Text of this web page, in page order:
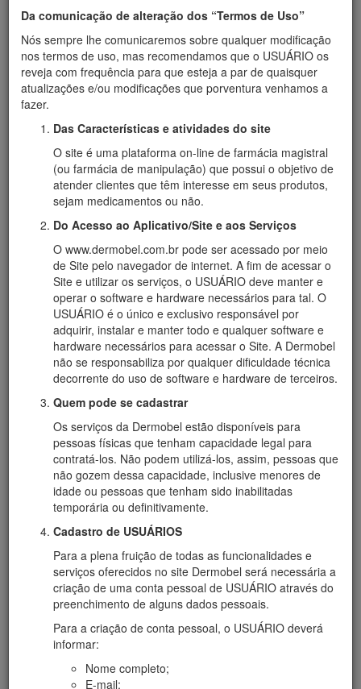
Da comunicação de alteração dos “Termos de Uso”
Nós sempre lhe comunicaremos sobre qualquer modificação
nos termos de uso, mas recomendamos que o USUÁRIO os
reveja com frequência para que esteja a par de quaisquer
atualizações e/ou modificações que porventura venhamos a
fazer.
Das Características e atividades do site
O site é uma plataforma on-line de farmácia magistral
(ou farmácia de manipulação) que possui o objetivo de
atender clientes que têm interesse em seus produtos,
sejam medicamentos ou não.
Do Acesso ao Aplicativo/Site e aos Serviços
O www.dermobel.com.br pode ser acessado por meio
de Site pelo navegador de internet. A fim de acessar o
Site e utilizar os serviços, o USUÁRIO deve manter e
operar o software e hardware necessários para tal. O
USUÁRIO é o único e exclusivo responsável por
adquirir, instalar e manter todo e qualquer software e
hardware necessários para acessar o Site. A Dermobel
não se responsabiliza por qualquer dificuldade técnica
decorrente do uso de software e hardware de terceiros.
Quem pode se cadastrar
Os serviços da Dermobel estão disponíveis para
pessoas físicas que tenham capacidade legal para
contratá-los. Não podem utilizá-los, assim, pessoas que
não gozem dessa capacidade, inclusive menores de
idade ou pessoas que tenham sido inabilitadas
temporária ou definitivamente.
Cadastro de USUÁRIOS
Para a plena fruição de todas as funcionalidades e
serviços oferecidos no site Dermobel será necessária a
criação de uma conta pessoal de USUÁRIO através do
preenchimento de alguns dados pessoais.
Para a criação de conta pessoal, o USUÁRIO deverá
informar:
Nome completo;
E-mail;